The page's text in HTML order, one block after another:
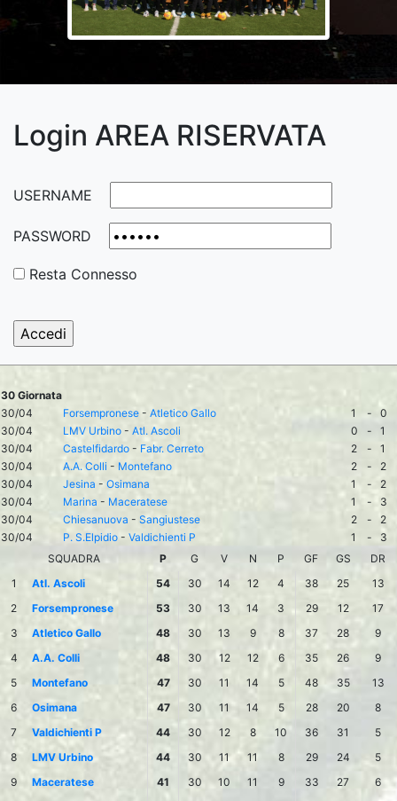
Login AREA RISERVATA
USERNAME
PASSWORD
Resta Connesso
30 Giornata
30/04
Forsempronese - Atletico Gallo 1 -
0
30/04
LMV Urbino - Atl. Ascoli 0 -
1
30/04
Castelfidardo - Fabr. Cerreto 2 -
1
30/04
A.A. Colli - Montefano 2 -
2
30/04
Jesina - Osimana 1 -
2
30/04
Marina - Maceratese 1 -
3
30/04
Chiesanuova - Sangiustese 2 -
2
30/04
P. S.Elpidio - Valdichienti P 1 -
3
SQUADRA
P G V N P GF GS
DR
1
Atl. Ascoli 54 30 14 12 4 38 25
13
2
Forsempronese 53 30 13 14 3 29 12
17
3
Atletico Gallo 48 30 13 9 8 37 28
9
4
A.A. Colli 48 30 12 12 6 35 26
9
5
Montefano 47 30 11 14 5 48 35
13
6
Osimana 47 30 11 14 5 28 20
8
7
Valdichienti P 44 30 12 8 10 36 31
5
8
LMV Urbino 44 30 11 11 8 29 24
5
9
Maceratese 41 30 10 11 9 33 27
6